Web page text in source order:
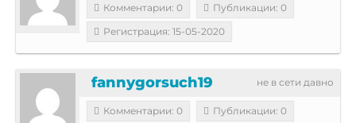
Комментарии: 0
Публикации: 0
Регистрация: 15-05-2020
не в сети давно
fannygorsuch19
Комментарии: 0
Публикации: 0